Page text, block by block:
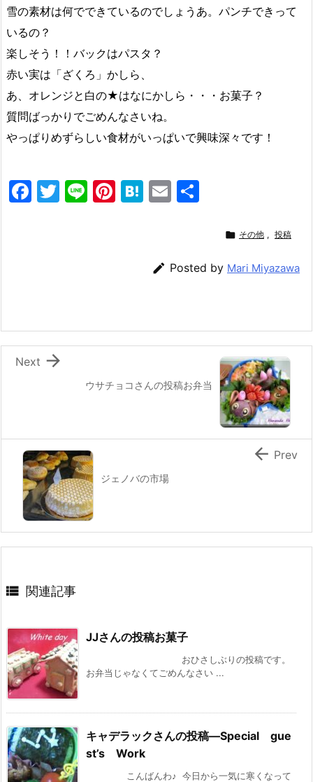
雪の素材は何でできているのでしょうあ。パンチできって
いるの？
楽しそう！！バックはパスタ？
赤い実は「ざくろ」かしら、
あ、オレンジと白の★はなにかしら・・・お菓子？
質問ばっかりでごめんなさいね。
やっぱりめずらしい食材がいっぱいで興味深々です！
F
o
k
T
Li Pi H
a
E
l
 その他 , 投稿
 Posted by Mari Miyazawa
ウサチョコさんの投稿お弁当

Next
ジェノバの市場
 Prev
 関連記事
JJさんの投稿お菓子
おひさしぶりの投稿です。
お弁当じゃなくてごめんなさい ...
キャデラックさんの投稿—Special gue
st’s Work
こんばんわ♪ 今日から一気に寒くなって